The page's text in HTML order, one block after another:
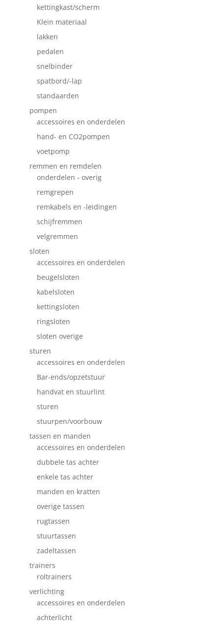
kettingkast/scherm
Klein materiaal
lakken
pedalen
snelbinder
spatbord/-lap
standaarden
pompen
accessoires en onderdelen
hand- en CO2pompen
voetpomp
remmen en remdelen
onderdelen - overig
remgrepen
remkabels en -leidingen
schijfremmen
velgremmen
sloten
accessoires en onderdelen
beugelsloten
kabelsloten
kettingsloten
ringsloten
sloten overige
sturen
accessoires en onderdelen
Bar-ends/opzetstuur
handvat en stuurlint
sturen
stuurpen/voorbouw
tassen en manden
accessoires en onderdelen
dubbele tas achter
enkele tas achter
manden en kratten
overige tassen
rugtassen
stuurtassen
zadeltassen
trainers
roltrainers
verlichting
accessoires en onderdelen
achterlicht